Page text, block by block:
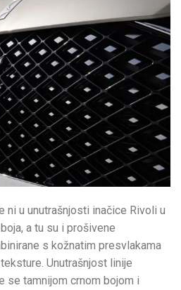
ni u unutrašnjosti inačice Rivoli u
a tu su i prošivene
s kožnatim presvlakama
Unutrašnjost linije
se tamnijom crnom bojom i